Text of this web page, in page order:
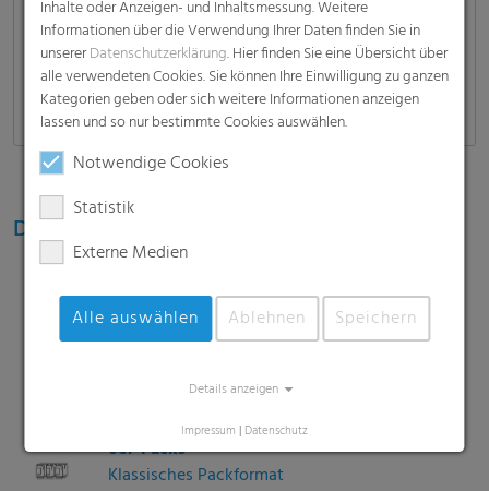
Kunststoffbehälter
Milchprodukte:HDPE- und PET-Flaschen, Tetra
Bricks
Diverse Packformate und -größen
Mini Packs
2er- oder 4er-packs für Promotionen oder
6er-Packs
Klassisches Packformat
Inhalte oder Anzeigen- und Inhaltsmessung. Weitere
Informationen über die Verwendung Ihrer Daten finden Sie in
unsererDatenschutzerklärung. Hier finden Sie eine Übersicht über
alle verwendeten Cookies. Sie können Ihre Einwilligung zu ganzen
Kategorien geben oder sich weitere Informationen anzeigen
lassen und so nur bestimmte Cookies auswählen.
Notwendige Cookies
Statistik
Externe Medien
Alle auswählen Ablehnen Speichern
Details anzeigen
Impressum | Datenschutz